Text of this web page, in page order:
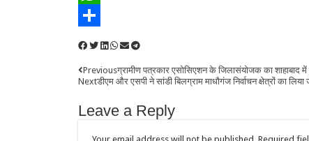
WhatsApp
Previousग्रामीण पत्रकार एसोसिएशन के जिलासंयोजक का शाहाबाद
Nextडीएम और एसपी ने सांडी बिलग्राम माधौगंज निर्वाचन क्षेत्रों का लिया
Leave a Reply